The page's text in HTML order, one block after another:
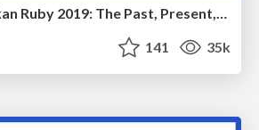
RailsConf & Balkan Ruby 2019: The Past, Present, and Future of Rails at GitHub
141 35k